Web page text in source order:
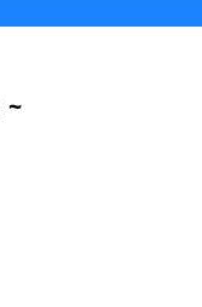
~